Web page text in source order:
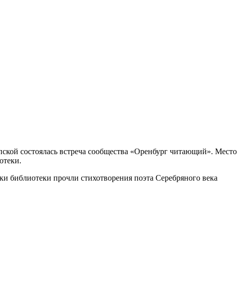
состоялась встреча сообщества «Оренбург читающий». Место
библиотеки прочли стихотворения поэта Серебряного века